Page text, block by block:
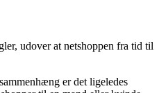
udover at netshoppen fra tid til
er det ligeledes